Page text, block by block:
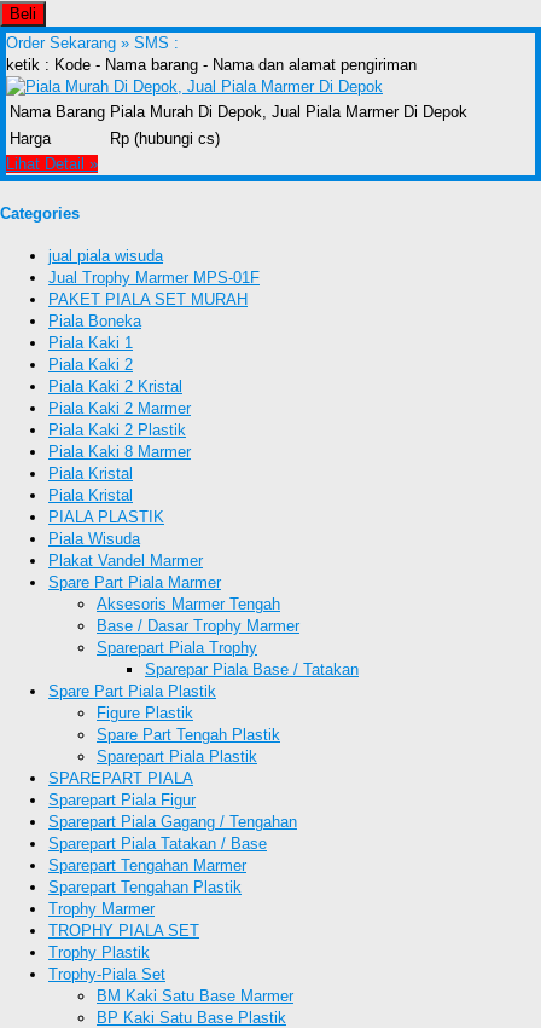
Beli
Order Sekarang » SMS :
ketik : Kode - Nama barang - Nama dan alamat pengiriman
Nama Barang Piala Murah Di Depok, Jual Piala Marmer Di Depok
Harga
Rp (hubungi cs)
Lihat Detail »
Categories
jual piala wisuda
Jual Trophy Marmer MPS-01F
PAKET PIALA SET MURAH
Piala Boneka
Piala Kaki 1
Piala Kaki 2
Piala Kaki 2 Kristal
Piala Kaki 2 Marmer
Piala Kaki 2 Plastik
Piala Kaki 8 Marmer
Piala Kristal
Piala Kristal
PIALA PLASTIK
Piala Wisuda
Plakat Vandel Marmer
Spare Part Piala Marmer
Aksesoris Marmer Tengah
Base / Dasar Trophy Marmer
Sparepart Piala Trophy
Sparepar Piala Base / Tatakan
Spare Part Piala Plastik
Figure Plastik
Spare Part Tengah Plastik
Sparepart Piala Plastik
SPAREPART PIALA
Sparepart Piala Figur
Sparepart Piala Gagang / Tengahan
Sparepart Piala Tatakan / Base
Sparepart Tengahan Marmer
Sparepart Tengahan Plastik
Trophy Marmer
TROPHY PIALA SET
Trophy Plastik
Trophy-Piala Set
BM Kaki Satu Base Marmer
BP Kaki Satu Base Plastik